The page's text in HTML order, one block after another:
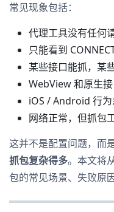
常见现象包括：
代理工具没有任何
只能看到
某些接口能抓，某
WebView 和原生
iOS / Android 行为
网络正常，但抓包
这并不是配置问题，而
抓包复杂得多。本文将
包的常见场景、失败原